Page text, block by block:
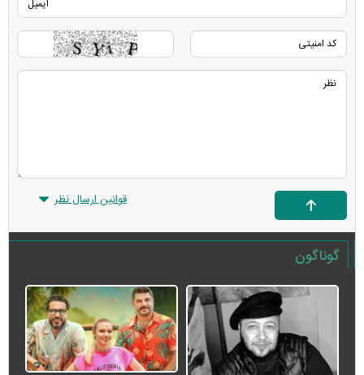
قوانین ارسال نظر
گوناگون